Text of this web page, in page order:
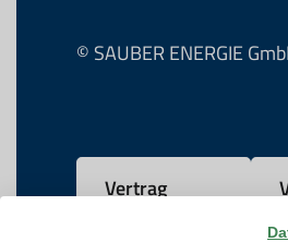
© SAUBER ENERGIE
Vertrag